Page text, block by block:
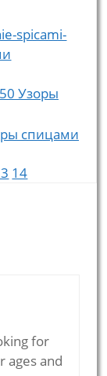
14
for
ages and